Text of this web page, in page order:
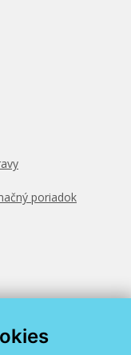
125XLC
poriadok